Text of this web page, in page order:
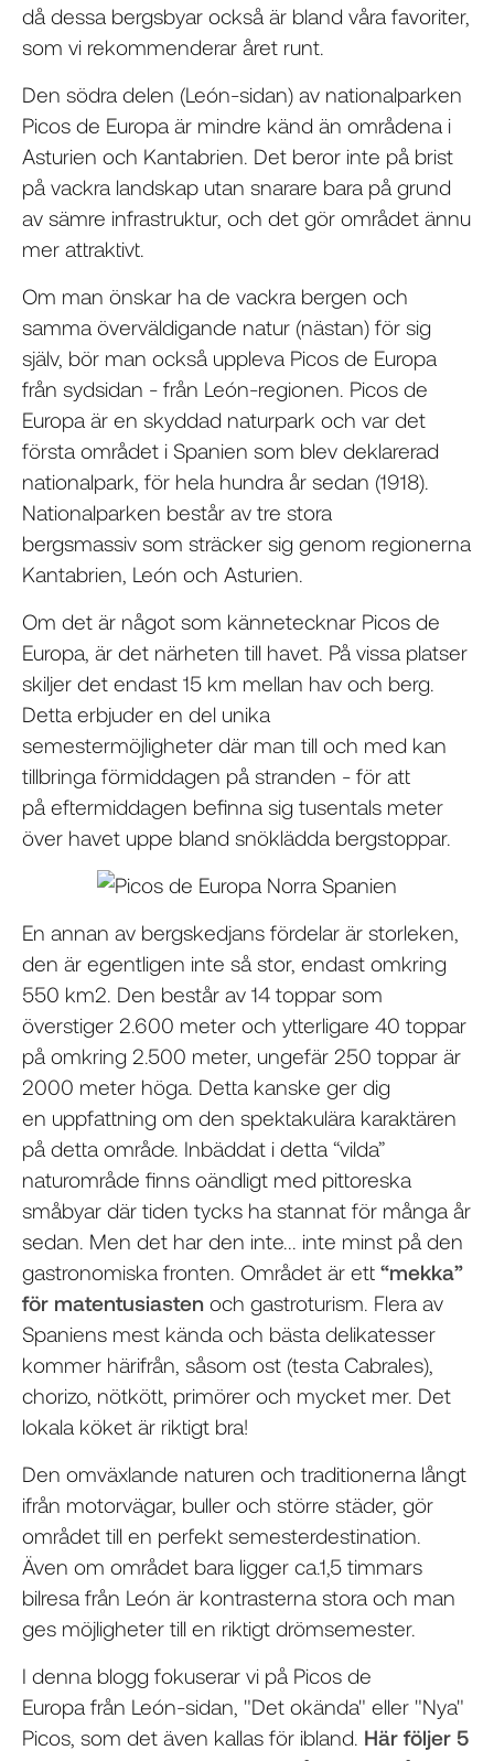
då dessa bergsbyar också är bland våra favoriter,
som vi rekommenderar året runt.
Den södra delen (León-sidan) av nationalparken
Picos de Europa är mindre känd än områdena i
Asturien och Kantabrien. Det beror inte på brist
på vackra landskap utan snarare bara på grund
av sämre infrastruktur, och det gör området ännu
mer attraktivt.
Om man önskar ha de vackra bergen och
samma överväldigande natur (nästan) för sig
själv, bör man också uppleva Picos de Europa
från sydsidan - från León-regionen. Picos de
Europa är en skyddad naturpark och var det
första området i Spanien som blev deklarerad
nationalpark, för hela hundra år sedan (1918).
Nationalparken består av tre stora
bergsmassiv som sträcker sig genom regionerna
Kantabrien, León och Asturien.
Om det är något som kännetecknar Picos de
Europa, är det närheten till havet. På vissa platser
skiljer det endast 15 km mellan hav och berg.
Detta erbjuder en del unika
semestermöjligheter där man till och med kan
tillbringa förmiddagen på stranden - för att
på eftermiddagen befinna sig tusentals meter
över havet uppe bland snöklädda bergstoppar.
En annan av bergskedjans fördelar är storleken,
den är egentligen inte så stor, endast omkring
550 km2. Den består av 14 toppar som
överstiger 2.600 meter och ytterligare 40 toppar
på omkring 2.500 meter, ungefär 250 toppar är
2000 meter höga. Detta kanske ger dig
en uppfattning om den spektakulära karaktären
på detta område. Inbäddat i detta “vilda”
naturområde finns oändligt med pittoreska
småbyar där tiden tycks ha stannat för många år
sedan. Men det har den inte... inte minst på den
gastronomiska fronten. Området är ett “mekka”
för matentusiasten och gastroturism. Flera av
Spaniens mest kända och bästa delikatesser
kommer härifrån, såsom ost (testa Cabrales),
chorizo, nötkött, primörer och mycket mer. Det
lokala köket är riktigt bra!
Den omväxlande naturen och traditionerna långt
ifrån motorvägar, buller och större städer, gör
området till en perfekt semesterdestination.
Även om området bara ligger ca.1,5 timmars
bilresa från León är kontrasterna stora och man
ges möjligheter till en riktigt drömsemester.
I denna blogg fokuserar vi på Picos de
Europa från León-sidan, "Det okända" eller "Nya"
Picos, som det även kallas för ibland. Här följer 5